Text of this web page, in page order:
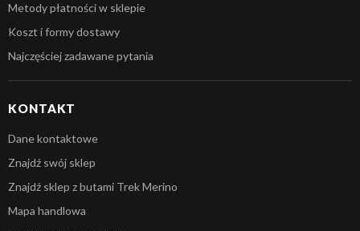
Metody płatności w sklepie
Koszt i formy dostawy
Najczęściej zadawane pytania
KONTAKT
Dane kontaktowe
Znajdź swój sklep
Znajdź sklep z butami Trek Merino
Mapa handlowa